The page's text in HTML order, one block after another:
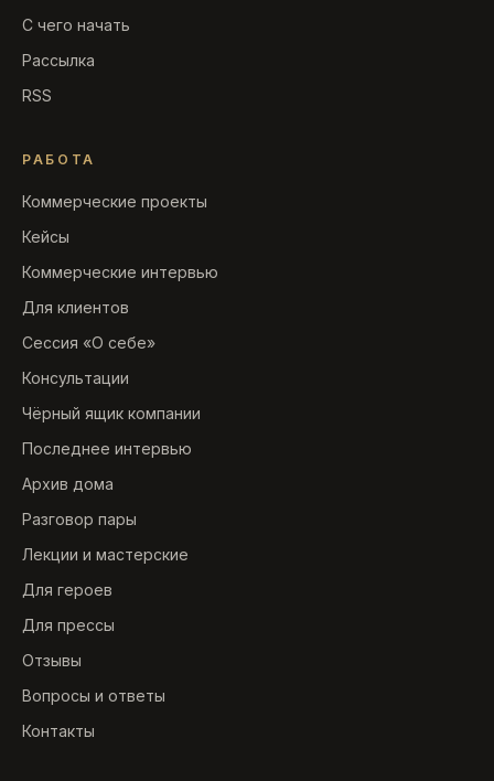
С чего начать
Рассылка
RSS
РАБОТА
Коммерческие проекты
Кейсы
Коммерческие интервью
Для клиентов
Сессия «О себе»
Консультации
Чёрный ящик компании
Последнее интервью
Архив дома
Разговор пары
Лекции и мастерские
Для героев
Для прессы
Отзывы
Вопросы и ответы
Контакты